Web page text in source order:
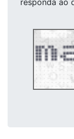
responda ao